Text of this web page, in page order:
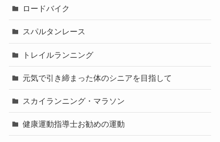
ロードバイク
スパルタンレース
トレイルランニング
元気で引き締まった体のシニアを目指して
スカイランニング・マラソン
健康運動指導士お勧めの運動